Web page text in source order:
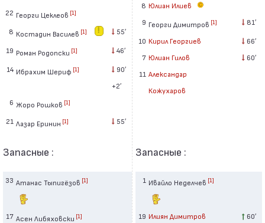
22 Георги Цеклеов [1]
8 Костадин Василев [1] 55′
19 Роман Родопски [1] 46′
14 Ибрахим Шериф [1]
90′
+2′
6 Жоро Рошков [1]
21 Лазар Еринин [1] 55′
Запасные :
33 Атанас Тыпигёзов [1]
17 Асен Либяховски [1]
8 Юлиан Илиев
9 Георги Димитров [1] 81′
10 Кирил Георгиев
66′
7 Юлиан Гилов
60′
11 Александар
Кожухаров
Запасные :
1 Ивайло Неделчев [1]
19 Илиян Димитров
60′